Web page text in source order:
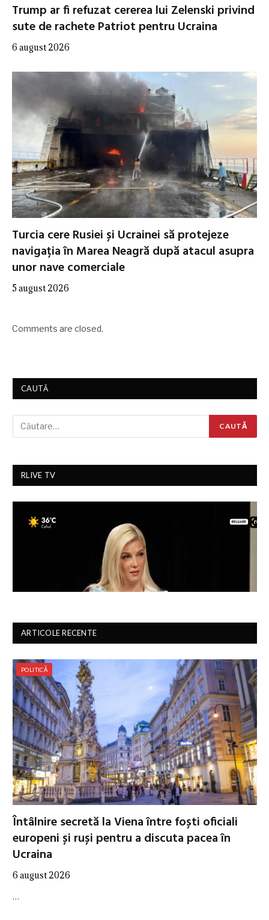
Trump ar fi refuzat cererea lui Zelenski privind
sute de rachete Patriot pentru Ucraina
6 august 2026
Turcia cere Rusiei și Ucrainei să protejeze
navigația în Marea Neagră după atacul asupra
unor nave comerciale
5 august 2026
Comments are closed.
CAUTĂ
RLIVE TV
ARTICOLE RECENTE
POLITICĂ
Întâlnire secretă la Viena între foști oficiali
europeni și ruși pentru a discuta pacea în
Ucraina
6 august 2026
…